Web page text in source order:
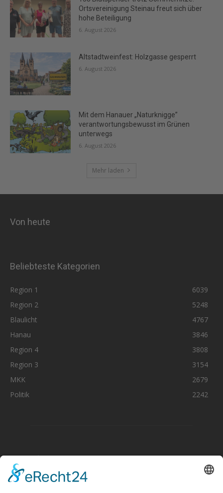
Ortsvereinigung Steinau freut sich über
hohe Beteiligung
6. August 2026
Altstadtweinfest: Holzgasse gesperrt
6. August 2026
Mit dem Hanauer „Naturknigge”
verantwortungsbewusst im Grünen
unterwegs
6. August 2026
Mehr laden
Von heute
Beliebteste Kategorien
Region 1
6039
Region 2
5248
Blaulicht
4767
Hanau
3846
Region 4
3808
Region 3
3154
MKK
2679
Politik
2242